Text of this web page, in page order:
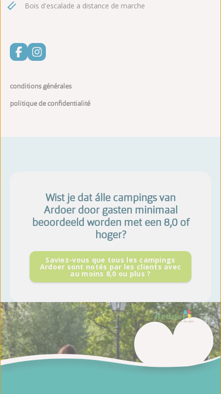
Bois d'escalade a distance de marche
conditions générales
politique de confidentialité
Wist je dat álle campings van
Ardoer door gasten minimaal
beoordeeld worden met een 8,0 of
hoger?
Saviez-vous que tous les campings
Ardoer sont notés par les clients avec
au moins 8,0 ou plus ?